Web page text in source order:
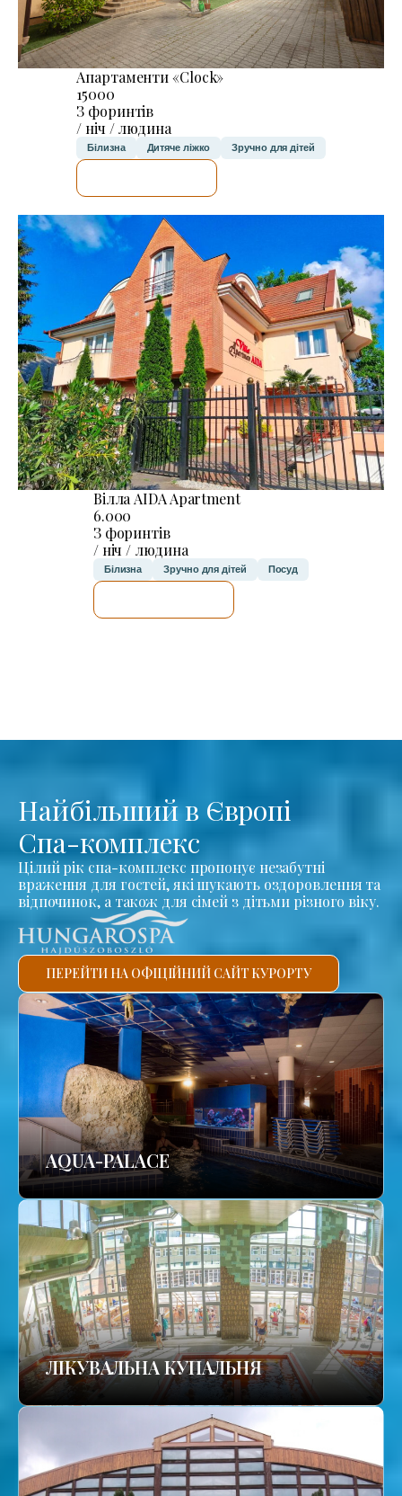
Апартаменти «Clock»
15000
З форинтів
/ ніч / людина
Білизна Дитяче ліжко Зручно для дітей
Вілла AIDA Apartment
6.000
З форинтів
/ ніч / людина
Білизна Зручно для дітей Посуд
Найбільший в Європі
Спа-комплекс
Цілий рік спа-комплекс пропонує незабутні
враження для гостей, які шукають оздоровлення та
відпочинок, а також для сімей з дітьми різного віку.
ПЕРЕЙТИ НА ОФІЦІЙНИЙ САЙТ КУРОРТУ
AQUA-PALACE
ЛІКУВАЛЬНА КУПАЛЬНЯ